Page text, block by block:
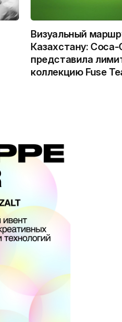
Визуальный
Казахстану: Coca-
представила
коллекцию Fuse